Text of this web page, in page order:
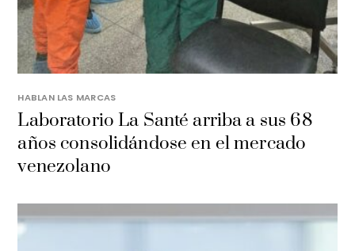
HABLAN LAS MARCAS
Laboratorio La Santé arriba a sus 68
años consolidándose en el mercado
venezolano